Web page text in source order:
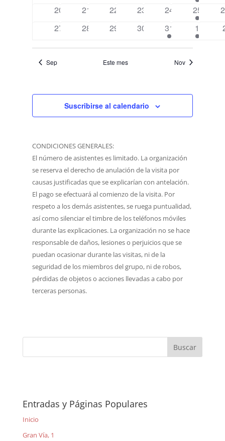
evento
0
20
0
21
0
22
0
23
0
24
1
evento
25
0
0
27
0
28
0
29
0
30
1
evento
31
1
evento
1
Sep Este mes Nov
Suscribirse al calendario
CONDICIONES GENERALES:
El número de asistentes es limitado. La organización
se reserva el derecho de anulación de la visita por
causas justificadas que se explicarían con antelación.
El pago se efectuará al comienzo de la visita. Por
respeto a los demás asistentes, se ruega puntualidad,
así como silenciar el timbre de los teléfonos móviles
durante las explicaciones. La organización no se hace
responsable de daños, lesiones o perjuicios que se
puedan ocasionar durante las visitas, ni de la
seguridad de los miembros del grupo, ni de robos,
pérdidas de objetos o acciones llevadas a cabo por
terceras personas.
Entradas y Páginas Populares
Inicio
Gran Vía, 1